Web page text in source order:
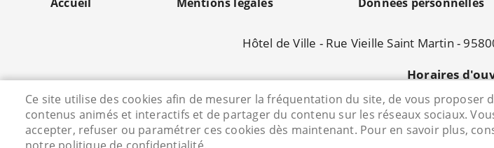
MENU
PAGE
Hôtel de Ville - Rue Vieille Saint Martin -
Horaires
Lundi : 13h45
Mardi : 8h45-12h00
Jeudi : 8h45-12h00
Ce site utilise des cookies afin de mesurer la fréquentation du site, de vous proposer
contenus animés et interactifs et de partager du contenu sur les réseaux sociaux.
accepter, refuser ou paramétrer ces cookies dès maintenant. Pour en savoir plus,